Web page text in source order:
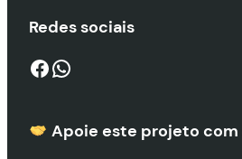
Redes sociais
Facebook WhatsApp
Apoie este projeto com